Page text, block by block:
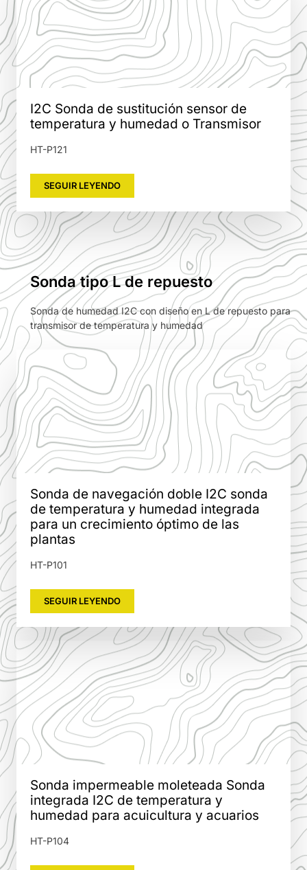
I2C Sonda de sustitución sensor de
temperatura y humedad o Transmisor
HT-P121
SEGUIR LEYENDO
Sonda tipo L de repuesto
Sonda de humedad I2C con diseño en L de repuesto para
transmisor de temperatura y humedad
Sonda de navegación doble I2C sonda
de temperatura y humedad integrada
para un crecimiento óptimo de las
plantas
HT-P101
SEGUIR LEYENDO
Sonda impermeable moleteada Sonda
integrada I2C de temperatura y
humedad para acuicultura y acuarios
HT-P104